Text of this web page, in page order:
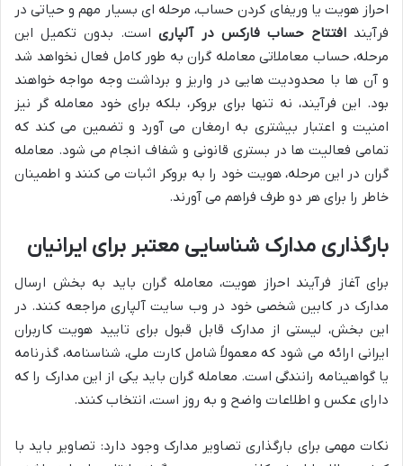
احراز هویت یا وریفای کردن حساب، مرحله ای بسیار مهم و حیاتی در
فرآیندافتتاح حساب فارکس در آلپاریاست. بدون تکمیل این
مرحله، حساب معاملاتی معامله گران به طور کامل فعال نخواهد شد
و آن ها با محدودیت هایی در واریز و برداشت وجه مواجه خواهند
بود. این فرآیند، نه تنها برای بروکر، بلکه برای خود معامله گر نیز
امنیت و اعتبار بیشتری به ارمغان می آورد و تضمین می کند که
تمامی فعالیت ها در بستری قانونی و شفاف انجام می شود. معامله
گران در این مرحله، هویت خود را به بروکر اثبات می کنند و اطمینان
خاطر را برای هر دو طرف فراهم می آورند.
بارگذاری مدارک شناسایی معتبر برای ایرانیان
برای آغاز فرآیند احراز هویت، معامله گران باید به بخش ارسال
مدارک در کابین شخصی خود در وب سایت آلپاری مراجعه کنند. در
این بخش، لیستی از مدارک قابل قبول برای تایید هویت کاربران
ایرانی ارائه می شود که معمولاً شامل کارت ملی، شناسنامه، گذرنامه
یا گواهینامه رانندگی است. معامله گران باید یکی از این مدارک را که
دارای عکس و اطلاعات واضح و به روز است، انتخاب کنند.
نکات مهمی برای بارگذاری تصاویر مدارک وجود دارد: تصاویر باید با